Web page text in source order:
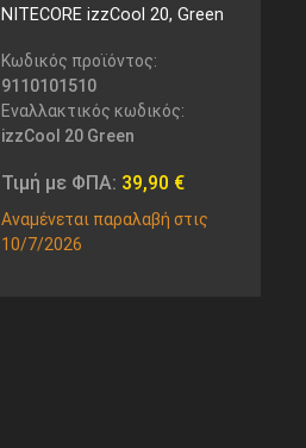
NITECORE izzCool 20, Green
Κωδικός προϊόντος:
9110101510
Εναλλακτικός κωδικός:
izzCool 20 Green
Τιμή με ΦΠΑ: 39,90 €
Αναμένεται παραλαβή στις
10/7/2026